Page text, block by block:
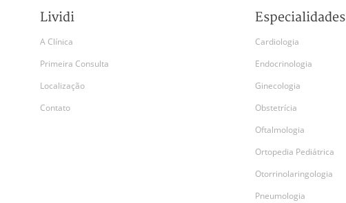
Lividi
A Clínica
Primeira Consulta
Localização
Contato
Especialidades
Cardiologia
Endocrinologia
Ginecologia
Obstetrícia
Oftalmologia
Ortopedia Pediátrica
Otorrinolaringologia
Pneumologia